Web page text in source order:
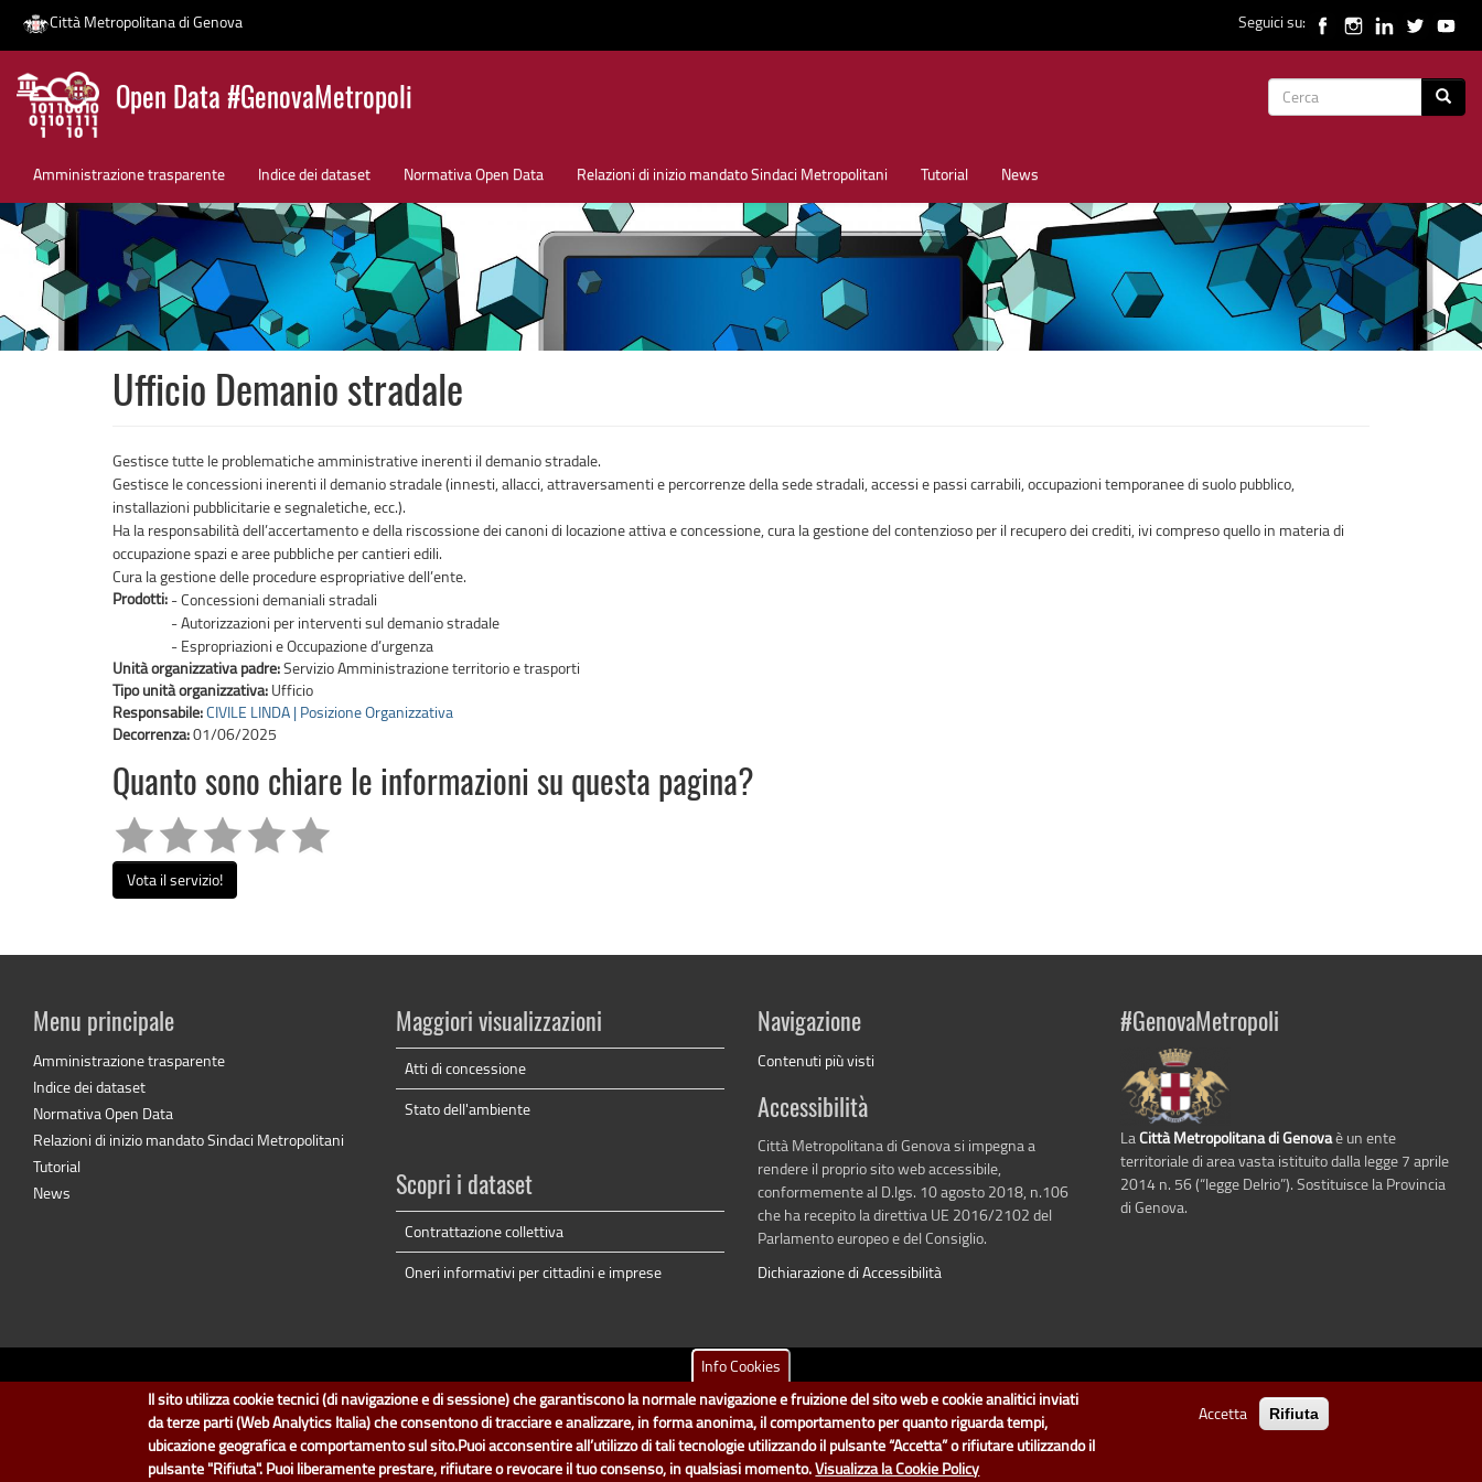
Salta
contenuto
Città Metropolitana di Genova Seguici su:
Open Data #GenovaMetropoli
Form
Amministrazione trasparente Indice dei dataset Normativa Open Data Relazioni di inizio mandato Sindaci Metropolitani Tutorial News
News
Ufficio Demanio stradale
Gestisce tutte le problematiche amministrative inerenti il demanio stradale.
Gestisce le concessioni inerenti il demanio stradale (innesti, allacci, attraversamenti e percorrenze della sede stradali, accessi e passi carrabili, occupazioni temporanee di suolo pubblico,
installazioni pubblicitarie e segnaletiche, ecc.).
Ha la responsabilità dell’accertamento e della riscossione dei canoni di locazione attiva e concessione, cura la gestione del contenzioso per il recupero dei crediti, ivi compreso quello in materia di
occupazione spazi e aree pubbliche per cantieri edili.
Cura la gestione delle procedure espropriative dell’ente.
Prodotti: - Concessioni demaniali stradali
- Autorizzazioni per interventi sul demanio stradale
- Espropriazioni e Occupazione d’urgenza
Unità organizzativa padre:Servizio Amministrazione territorio e trasporti
Tipo unità organizzativa: Ufficio
Responsabile:CIVILE LINDA | Posizione Organizzativa
Decorrenza:01/06/2025
Quanto sono chiare le informazioni su questa pagina?
Vota il servizio!
Menu principale
Amministrazione trasparente
Indice dei dataset
Normativa Open Data
Relazioni di inizio mandato Sindaci Metropolitani
Tutorial
News
Maggiori visualizzazioni
Atti di concessione
Stato dell'ambiente
Scopri i dataset
Contrattazione collettiva
Oneri informativi per cittadini e imprese
Navigazione
Contenuti più visti
Accessibilità
Città Metropolitana di Genova si impegna a
rendere il proprio sito web accessibile,
conformemente al D.lgs. 10 agosto 2018, n.106
che ha recepito la direttiva UE 2016/2102 del
Parlamento europeo e del Consiglio.
Dichiarazione di Accessibilità
#GenovaMetropoli
La Città Metropolitana di Genovaè un ente
territoriale di area vasta istituito dalla legge 7 aprile
2014 n. 56 (“legge Delrio”). Sostituisce la Provincia
di Genova.
dati.cittametropolitana.genova.itè il progetto "Open Data" dellaCittà Metropolitana di Genova.
Il design e la gestione sono a cura del Servizio Sistemi Informativi. Ogni Direzione è responsabile per la parte di "dati" e "dataset".
accedi (area riservata)|contatti|privacy |Statistiche|
Info Cookies
Il sito utilizza cookie tecnici (di navigazione e di sessione) che garantiscono la normale navigazione e fruizione del sito web e cookie analitici inviati
da terze parti (Web Analytics Italia) che consentono di tracciare e analizzare, in forma anonima, il comportamento per quanto riguarda tempi,
ubicazione geografica e comportamento sul sito.Puoi acconsentire all’utilizzo di tali tecnologie utilizzando il pulsante “Accetta” o rifiutare utilizzando il
pulsante "Rifiuta". Puoi liberamente prestare, rifiutare o revocare il tuo consenso, in qualsiasi momento.Visualizza la Cookie Policy
Accetta Rifiuta